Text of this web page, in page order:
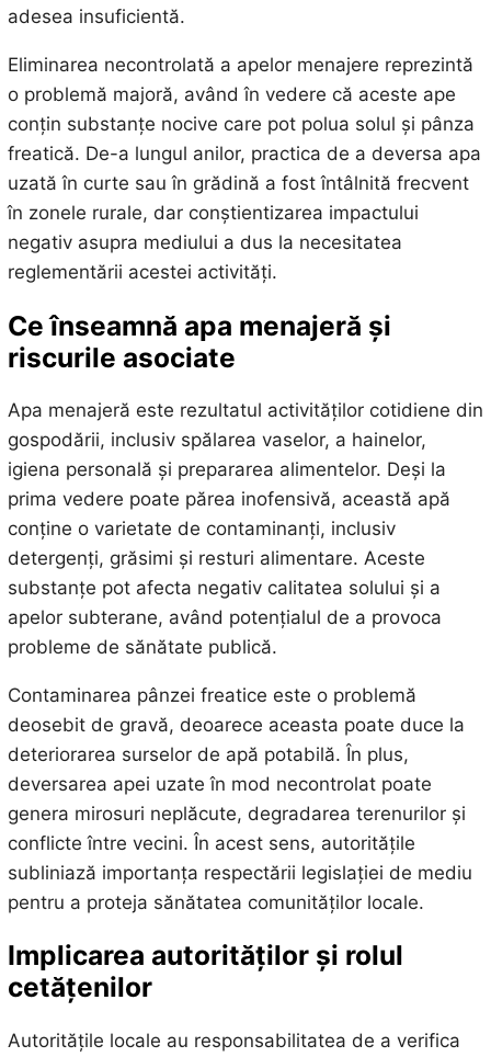
adesea insuficientă.
Eliminarea necontrolată a apelor menajere reprezintă
o problemă majoră, având în vedere că aceste ape
conțin substanțe nocive care pot polua solul și pânza
freatică. De-a lungul anilor, practica de a deversa apa
uzată în curte sau în grădină a fost întâlnită frecvent
în zonele rurale, dar conștientizarea impactului
negativ asupra mediului a dus la necesitatea
reglementării acestei activități.
Ce înseamnă apa menajeră și
riscurile asociate
Apa menajeră este rezultatul activităților cotidiene din
gospodării, inclusiv spălarea vaselor, a hainelor,
igiena personală și prepararea alimentelor. Deși la
prima vedere poate părea inofensivă, această apă
conține o varietate de contaminanți, inclusiv
detergenți, grăsimi și resturi alimentare. Aceste
substanțe pot afecta negativ calitatea solului și a
apelor subterane, având potențialul de a provoca
probleme de sănătate publică.
Contaminarea pânzei freatice este o problemă
deosebit de gravă, deoarece aceasta poate duce la
deteriorarea surselor de apă potabilă. În plus,
deversarea apei uzate în mod necontrolat poate
genera mirosuri neplăcute, degradarea terenurilor și
conflicte între vecini. În acest sens, autoritățile
subliniază importanța respectării legislației de mediu
pentru a proteja sănătatea comunităților locale.
Implicarea autorităților și rolul
cetățenilor
Autoritățile locale au responsabilitatea de a verifica